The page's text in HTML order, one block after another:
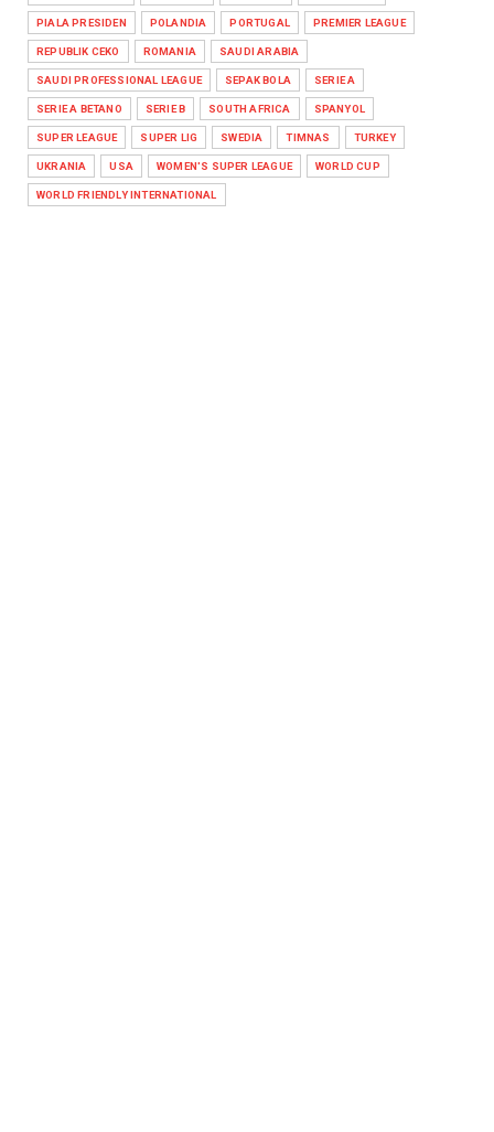
PIALA PRESIDEN POLANDIA PORTUGAL PREMIER LEAGUE
REPUBLIK CEKO ROMANIA SAUDI ARABIA
SAUDI PROFESSIONAL LEAGUE SEPAK BOLA SERIE A
SERIE A BETANO SERIE B SOUTH AFRICA SPANYOL
SUPER LEAGUE SUPER LIG SWEDIA TIMNAS TURKEY
UKRANIA USA WOMEN'S SUPER LEAGUE WORLD CUP
WORLD FRIENDLY INTERNATIONAL